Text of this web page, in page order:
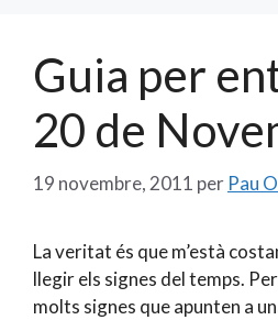
Guia per
20 de
19 novembre, 2011 per Pau
La veritat és que m’està
llegir els signes del temps.
molts signes que apunten a